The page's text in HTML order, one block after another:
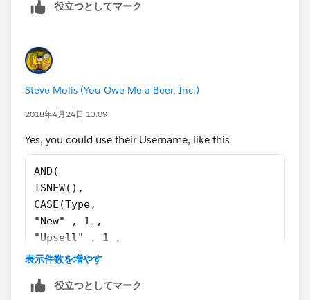
役立つとしてマーク
Steve Molis (You Owe Me a Beer, Inc.)
2018年4月24日 13:09
Yes, you could use their Username, like this
AND(
ISNEW(),
CASE(Type,
"New" , 1 ,
"Upsell" , 1 ,
0 ) = 1 ,
CASE($User.Username ,
表示件数を増やす
役立つとしてマーク